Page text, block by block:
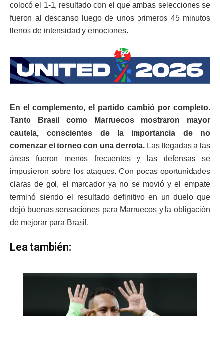
colocó el 1-1, resultado con el que ambas selecciones se
fueron al descanso luego de unos primeros 45 minutos
llenos de intensidad y emociones.
En el complemento, el partido cambió por completo.
Tanto Brasil como Marruecos mostraron mayor
cautela, conscientes de la importancia de no
comenzar el torneo con una derrota. Las llegadas a las
áreas fueron menos frecuentes y las defensas se
impusieron sobre los ataques. Con pocas oportunidades
claras de gol, el marcador ya no se movió y el empate
terminó siendo el resultado definitivo en un duelo que
dejó buenas sensaciones para Marruecos y la obligación
de mejorar para Brasil.
Lea también: